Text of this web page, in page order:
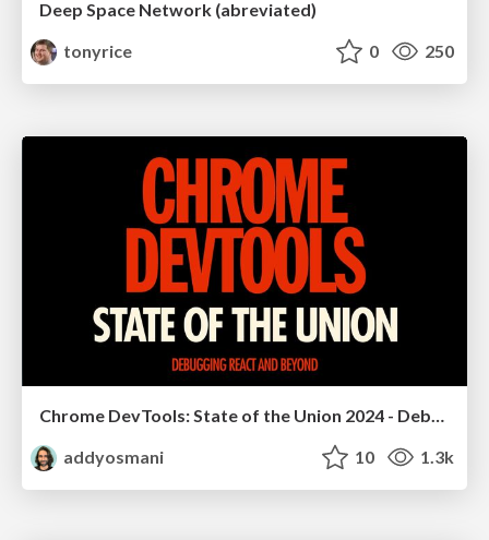
Deep Space Network (abreviated)
tonyrice
0 250
Chrome DevTools: State of the Union 2024 - Debugging React & Beyond
addyosmani
10 1.3k